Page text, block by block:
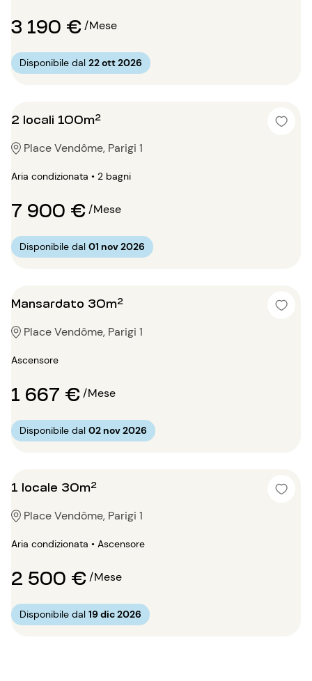
3 190 €/Mese
Disponibile dal 22 ott 2026
2 locali 100m²
Place Vendôme, Parigi 1
Aria condizionata • 2 bagni
7 900 €/Mese
Disponibile dal 01 nov 2026
Mansardato 30m²
Place Vendôme, Parigi 1
Ascensore
1 667 €/Mese
Disponibile dal 02 nov 2026
1 locale 30m²
Place Vendôme, Parigi 1
Aria condizionata • Ascensore
2 500 €/Mese
Disponibile dal 19 dic 2026